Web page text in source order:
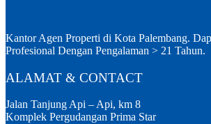
Kantor Agen Properti di Kota Palembang.
Profesional Dengan Pengalaman > 21 Tahun.
ALAMAT & CONTACT
Jalan Tanjung Api – Api, km 8
Komplek Pergudangan Prima Star